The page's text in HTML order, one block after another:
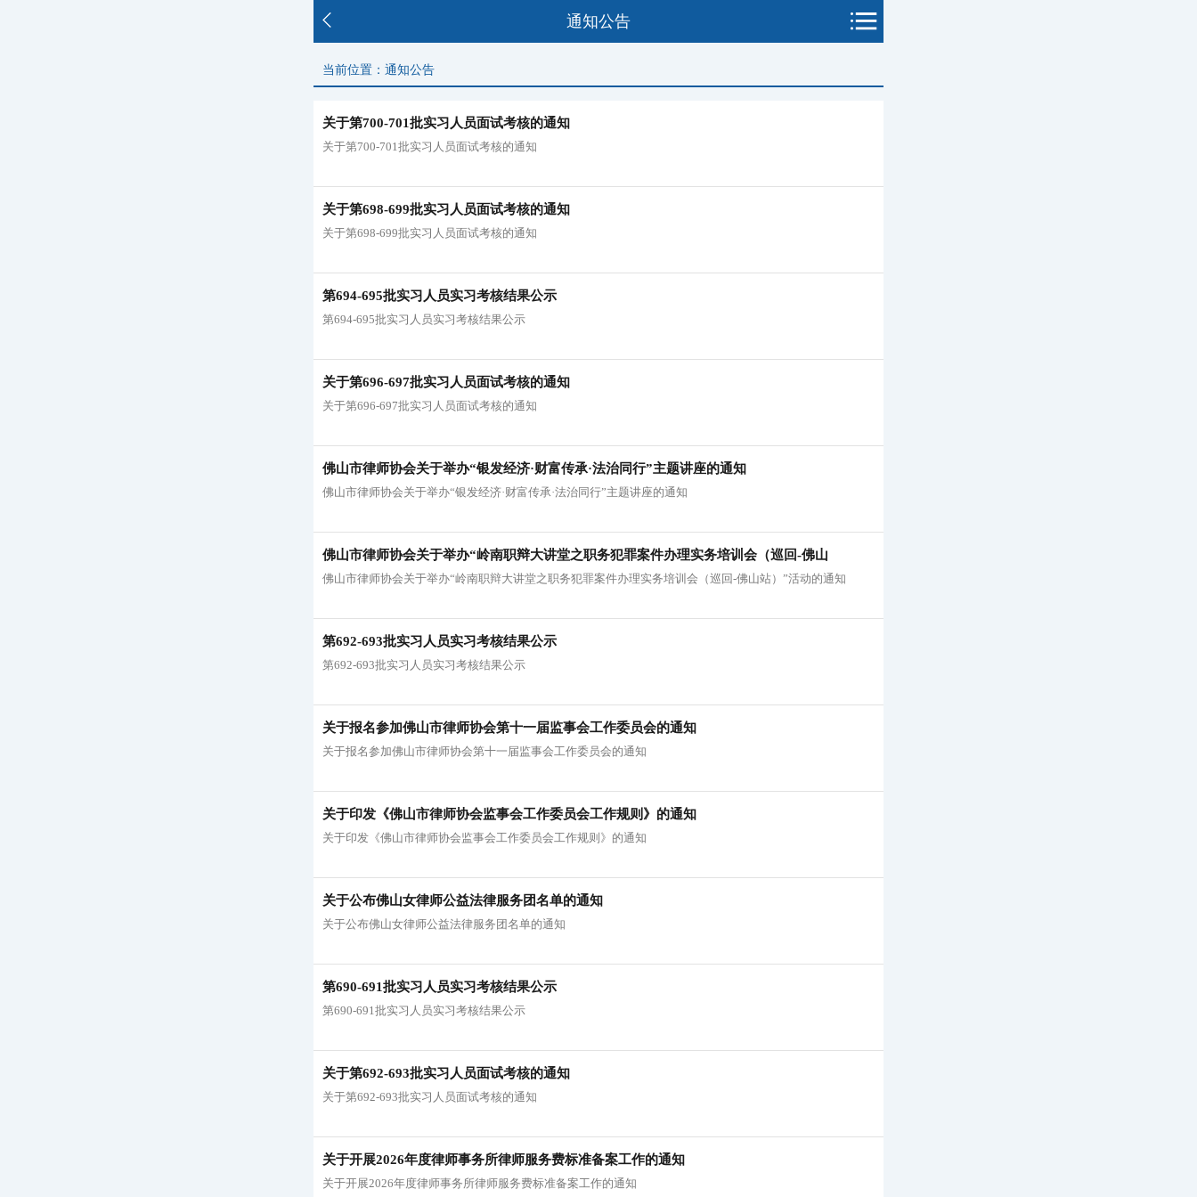
通知公告
当前位置：通知公告
关于第700-701批实习人员面试考核的通知
关于第700-701批实习人员面试考核的通知
关于第698-699批实习人员面试考核的通知
关于第698-699批实习人员面试考核的通知
第694-695批实习人员实习考核结果公示
第694-695批实习人员实习考核结果公示
关于第696-697批实习人员面试考核的通知
关于第696-697批实习人员面试考核的通知
佛山市律师协会关于举办“银发经济·财富传承·法治同行”主题讲座的通知
佛山市律师协会关于举办“银发经济·财富传承·法治同行”主题讲座的通知
佛山市律师协会关于举办“岭南职辩大讲堂之职务犯罪案件办理实务培训会（巡回-佛山
站）”活动的通知
佛山市律师协会关于举办“岭南职辩大讲堂之职务犯罪案件办理实务培训会（巡回-佛山站）”活动的通知
第692-693批实习人员实习考核结果公示
第692-693批实习人员实习考核结果公示
关于报名参加佛山市律师协会第十一届监事会工作委员会的通知
关于报名参加佛山市律师协会第十一届监事会工作委员会的通知
关于印发《佛山市律师协会监事会工作委员会工作规则》的通知
关于印发《佛山市律师协会监事会工作委员会工作规则》的通知
关于公布佛山女律师公益法律服务团名单的通知
关于公布佛山女律师公益法律服务团名单的通知
第690-691批实习人员实习考核结果公示
第690-691批实习人员实习考核结果公示
关于第692-693批实习人员面试考核的通知
关于第692-693批实习人员面试考核的通知
关于开展2026年度律师事务所律师服务费标准备案工作的通知
关于开展2026年度律师事务所律师服务费标准备案工作的通知